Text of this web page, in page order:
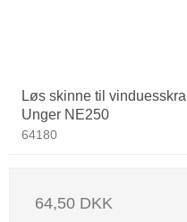
Løs skinne til
Unger NE250
64180
64,50 DKK